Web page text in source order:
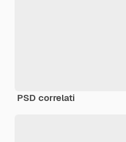
PSD correlati